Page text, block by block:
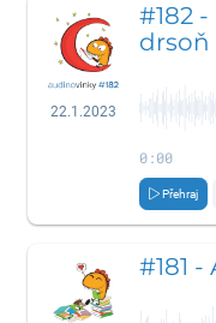
22.1.2023
#182
drsoň
0:00
Přehraj
#181